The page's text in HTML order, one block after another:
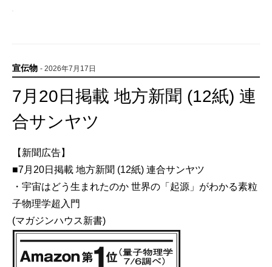
宣伝物 - 2026年7月17日
7月20日掲載 地方新聞 (12紙) 連
合サンヤツ
【新聞広告】
■7月20日掲載 地方新聞 (12紙) 連合サンヤツ
・宇宙はどう生まれたのか 世界の「起源」がわかる素粒
子物理学超入門
(マガジンハウス新書)